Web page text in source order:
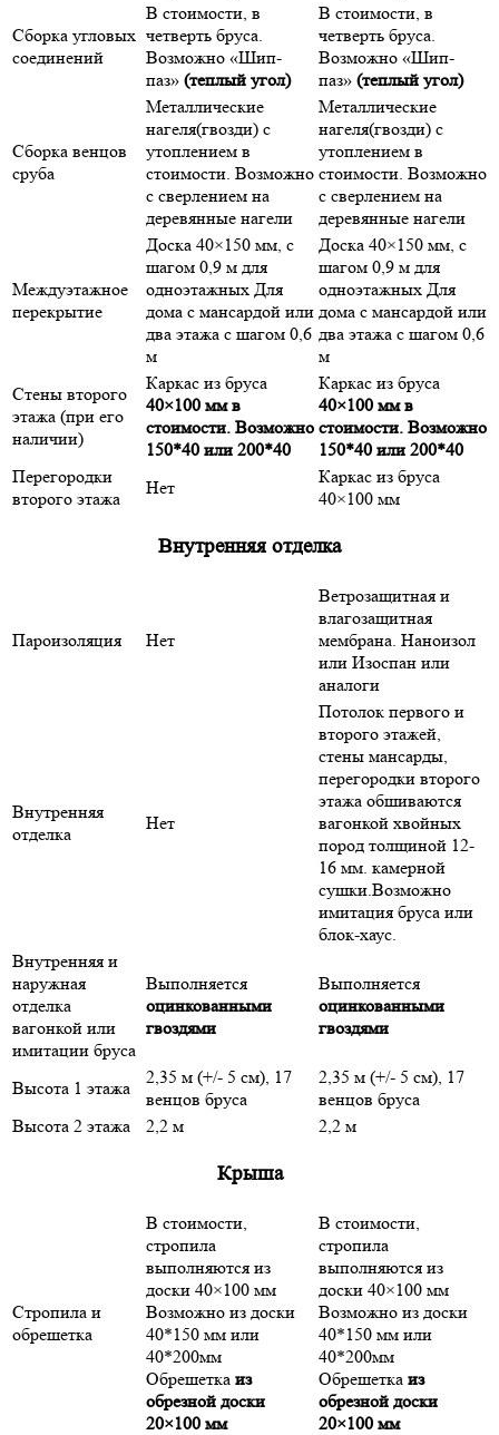
Сборка угловых
соединений
В стоимости, в
четверть бруса.
Возможно «Шип-
паз» (теплый угол)
В стоимости, в
четверть бруса.
Возможно «Шип-
паз» (теплый угол)
Сборка венцов
сруба
Металлические
нагеля(гвозди) с
утоплением в
стоимости. Возможно
с сверлением на
деревянные нагели
Металлические
нагеля(гвозди) с
утоплением в
стоимости. Возможно
с сверлением на
деревянные нагели
Междуэтажное
перекрытие
Доска 40×150 мм, с
шагом 0,9 м для
одноэтажных Для
дома с мансардой или
два этажа с шагом 0,6
м
Доска 40×150 мм, с
шагом 0,9 м для
одноэтажных Для
дома с мансардой или
два этажа с шагом 0,6
м
Стены второго
этажа (при его
наличии)
Каркас из бруса
40×100 мм в
стоимости. Возможно
150*40 или 200*40
Каркас из бруса
40×100 мм в
стоимости. Возможно
150*40 или 200*40
Перегородки
второго этажа
Нет
Каркас из бруса
40×100 мм
Внутренняя отделка
Пароизоляция Нет
Ветрозащитная и
влагозащитная
мембрана. Наноизол
или Изоспан или
аналоги
Внутренняя
отделка
Нет
Потолок первого и
второго этажей,
стены мансарды,
перегородки второго
этажа обшиваются
вагонкой хвойных
пород толщиной 12-
16 мм. камерной
сушки.Возможно
имитация бруса или
блок-хаус.
Внутренняя и
наружная
отделка
вагонкой или
имитации бруса
Выполняется
оцинкованными
гвоздями
Выполняется
оцинкованными
гвоздями
Высота 1 этажа
2,35 м (+/- 5 см), 17
венцов бруса
2,35 м (+/- 5 см), 17
венцов бруса
Высота 2 этажа
2,2 м 2,2 м
Крыша
Стропила и
обрешетка
В стоимости,
стропила
выполняются из
доски 40×100 мм
Возможно из доски
40*150 мм или
40*200мм
Обрешетка из
обрезной доски
20×100 мм
В стоимости,
стропила
выполняются из
доски 40×100 мм
Возможно из доски
40*150 мм или
40*200мм
Обрешетка из
обрезной доски
20×100 мм